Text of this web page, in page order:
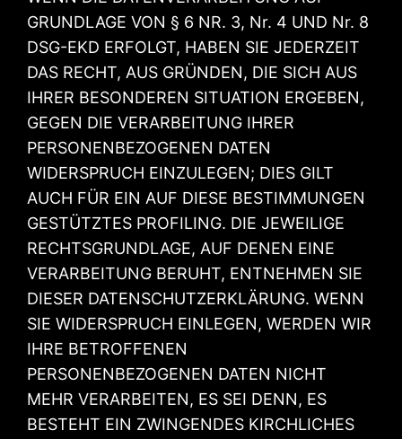
GRUNDLAGE VON § 6 NR. 3, Nr. 4 UND Nr. 8
DSG-EKD ERFOLGT, HABEN SIE JEDERZEIT
DAS RECHT, AUS GRÜNDEN, DIE SICH AUS
IHRER BESONDEREN SITUATION ERGEBEN,
GEGEN DIE VERARBEITUNG IHRER
PERSONENBEZOGENEN DATEN
WIDERSPRUCH EINZULEGEN; DIES GILT
AUCH FÜR EIN AUF DIESE BESTIMMUNGEN
GESTÜTZTES PROFILING. DIE JEWEILIGE
RECHTSGRUNDLAGE, AUF DENEN EINE
VERARBEITUNG BERUHT, ENTNEHMEN SIE
DIESER DATENSCHUTZERKLÄRUNG. WENN
SIE WIDERSPRUCH EINLEGEN, WERDEN WIR
IHRE BETROFFENEN
PERSONENBEZOGENEN DATEN NICHT
MEHR VERARBEITEN, ES SEI DENN, ES
BESTEHT EIN ZWINGENDES KIRCHLICHES